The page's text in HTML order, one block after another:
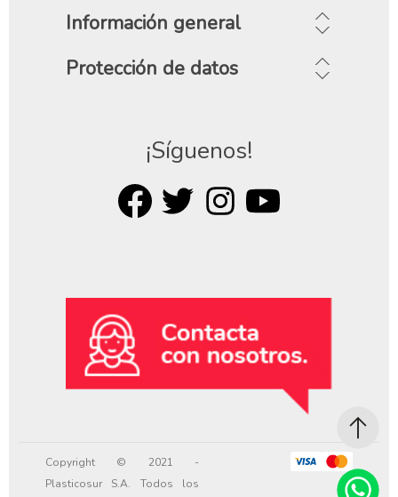
Información general
Protección de datos
¡Síguenos!
Copyright © 2021 -
Plasticosur S.A. Todos los